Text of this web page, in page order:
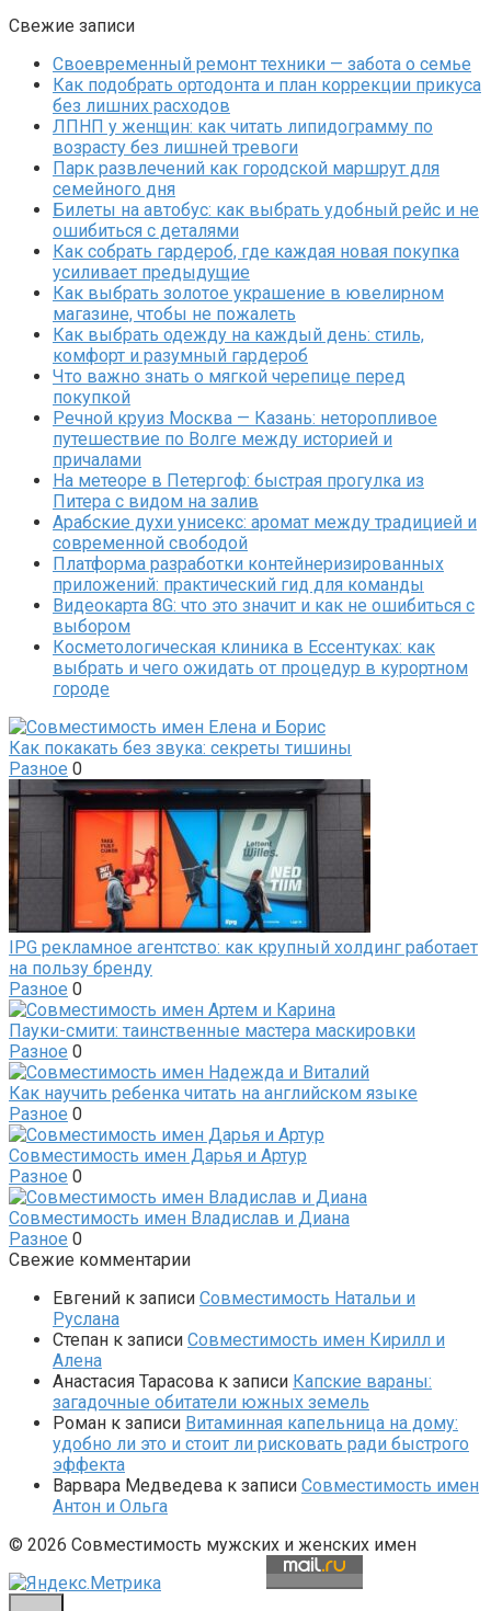
Свежие записи
Своевременный ремонт техники — забота о семье
Как подобрать ортодонта и план коррекции прикуса
без лишних расходов
ЛПНП у женщин: как читать липидограмму по
возрасту без лишней тревоги
Парк развлечений как городской маршрут для
семейного дня
Билеты на автобус: как выбрать удобный рейс и не
ошибиться с деталями
Как собрать гардероб, где каждая новая покупка
усиливает предыдущие
Как выбрать золотое украшение в ювелирном
магазине, чтобы не пожалеть
Как выбрать одежду на каждый день: стиль,
комфорт и разумный гардероб
Что важно знать о мягкой черепице перед
покупкой
Речной круиз Москва — Казань: неторопливое
путешествие по Волге между историей и
причалами
На метеоре в Петергоф: быстрая прогулка из
Питера с видом на залив
Арабские духи унисекс: аромат между традицией и
современной свободой
Платформа разработки контейнеризированных
приложений: практический гид для команды
Видеокарта 8G: что это значит и как не ошибиться с
выбором
Косметологическая клиника в Ессентуках: как
выбрать и чего ожидать от процедур в курортном
городе
Как покакать без звука: секреты тишины
Разное 0
IPG рекламное агентство: как крупный холдинг работает
на пользу бренду
Разное 0
Пауки-смити: таинственные мастера маскировки
Разное 0
Как научить ребенка читать на английском языке
Разное 0
Совместимость имен Дарья и Артур
Разное 0
Совместимость имен Владислав и Диана
Разное 0
Свежие комментарии
Евгений к записи Совместимость Натальи и
Руслана
Степан к записи Совместимость имен Кирилл и
Алена
Анастасия Тарасова к записи Капские вараны:
загадочные обитатели южных земель
Роман к записи Витаминная капельница на дому:
удобно ли это и стоит ли рисковать ради быстрого
эффекта
Варвара Медведева к записи Совместимость имен
Антон и Ольга
© 2026 Совместимость мужских и женских имен